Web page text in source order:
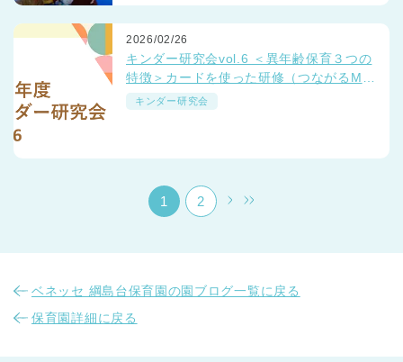
千葉県
埼玉県
兵庫県 兵庫県 全域
2026/02/26
キンダー研究会vol.6 ＜異年齢保育３つの
特徴＞カードを使った研修（つながるMT
G）
キンダー研究会
1 2
ベネッセ 綱島台保育園の園ブログ一覧に戻る
保育園詳細に戻る